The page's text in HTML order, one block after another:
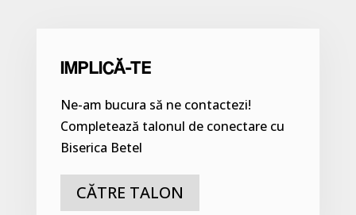
IMPLICĂ-TE
Ne-am bucura să ne contactezi!
Completează talonul de conectare cu
Biserica Betel
CĂTRE TALON